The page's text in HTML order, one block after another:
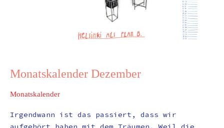
Monatskalender Dezember
Monatskalender
Irgendwann ist das passiert, dass wir